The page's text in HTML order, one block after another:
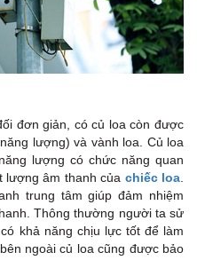
đơn giản, có củ loa còn được
lượng) và vành loa. Củ loa
lượng có chức năng quan
lượng âm thanh của chiếc loa
trung tâm giúp đảm nhiệm
Thông thường người ta sử
khả năng chịu lực tốt để làm
ngoài củ loa cũng được bảo